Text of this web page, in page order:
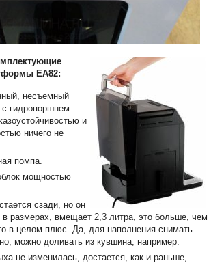
EA82:
несъемный
гидропоршнем.
и
ничего не
помпа.
мощностью
сзади, но он
в размерах, вмещает 2,3 литра, это больше, чем
в целом плюс. Да, для наполнения снимать
можно доливать из кувшина, например.
не изменилась, достается, как и раньше,